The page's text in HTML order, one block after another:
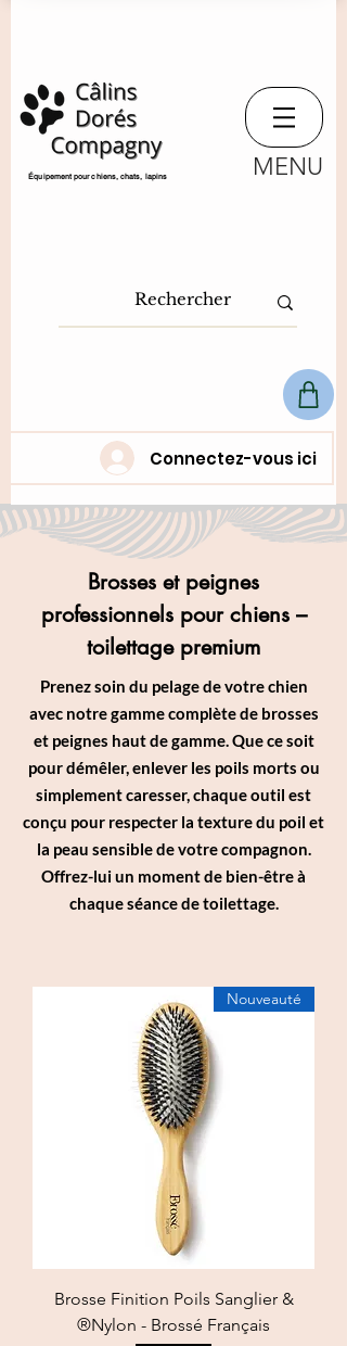
​Équipement pour chiens, chats, lapins MENU
Connectez-vous ici
Brosses et peignes
professionnels pour chiens –
toilettage premium
Prenez soin du pelage de votre chien
avec notre gamme complète de brosses
et peignes haut de gamme. Que ce soit
pour démêler, enlever les poils morts ou
simplement caresser, chaque outil est
conçu pour respecter la texture du poil et
la peau sensible de votre compagnon.
Offrez-lui un moment de bien-être à
chaque séance de toilettage.
Nouveauté
Brosse Finition Poils Sanglier &
Nylon - Brossé Français®